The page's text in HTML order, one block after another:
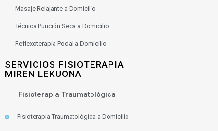
Masaje Relajante a Domicilio
Técnica Punción Seca a Domicilio
Reflexoterapia Podal a Domicilio
SERVICIOS FISIOTERAPIA
MIREN LEKUONA
Fisioterapia Traumatológica
Fisioterapia Traumatológica a Domicilio